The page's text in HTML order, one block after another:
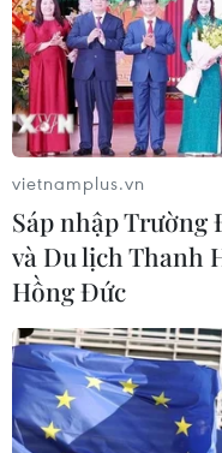
vietnamplus.vn
Sáp nhập Trường
và Du lịch Thanh
Hồng Đức